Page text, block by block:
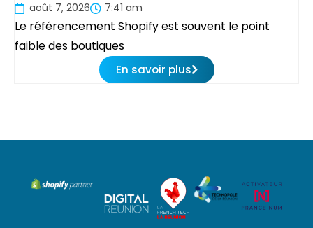
août 7, 2026 7:41 am
Le référencement Shopify est souvent le point
faible des boutiques
En savoir plus